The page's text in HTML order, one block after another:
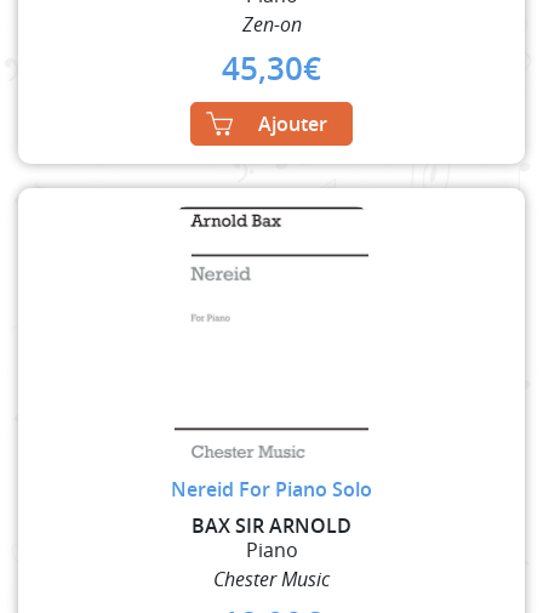
Zen-on
45,30€
Ajouter
Nereid For Piano Solo
BAX SIR ARNOLD
Piano
Chester Music